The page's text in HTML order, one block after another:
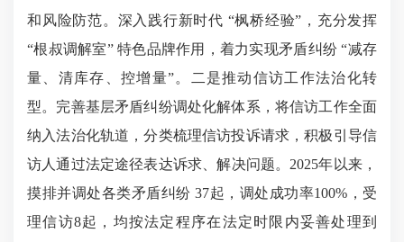
和风险防范。深入践行新时代 “枫桥经验”，充分发挥
“根叔调解室” 特色品牌作用，着力实现矛盾纠纷 “减存
量、清库存、控增量”。二是推动信访工作法治化转
型。完善基层矛盾纠纷调处化解体系，将信访工作全面
纳入法治化轨道，分类梳理信访投诉请求，积极引导信
访人通过法定途径表达诉求、解决问题。2025年以来，
摸排并调处各类矛盾纠纷 37起，调处成功率100%，受
理信访8起，均按法定程序在法定时限内妥善处理到